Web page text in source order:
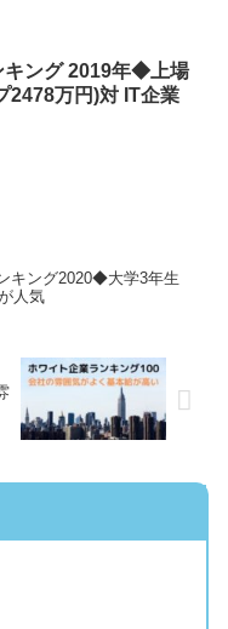
ング 2019年◆上場
2478万円)対 IT企業
キング2020◆大学3年生
人気